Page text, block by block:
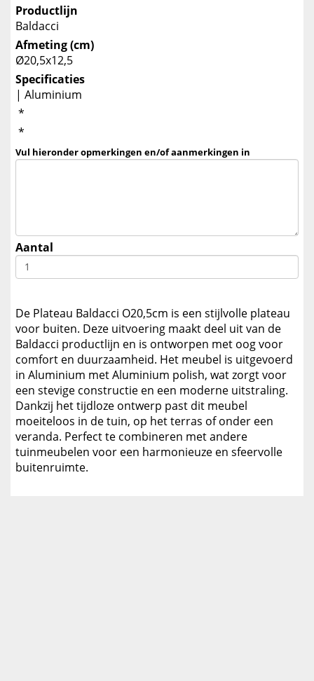
Productlijn
Baldacci
Afmeting (cm)
Ø20,5x12,5
Specificaties
| Aluminium
*
*
Vul hieronder opmerkingen en/of aanmerkingen in
Aantal
De Plateau Baldacci O20,5cm is een stijlvolle plateau
voor buiten. Deze uitvoering maakt deel uit van de
Baldacci productlijn en is ontworpen met oog voor
comfort en duurzaamheid. Het meubel is uitgevoerd
in Aluminium met Aluminium polish, wat zorgt voor
een stevige constructie en een moderne uitstraling.
Dankzij het tijdloze ontwerp past dit meubel
moeiteloos in de tuin, op het terras of onder een
veranda. Perfect te combineren met andere
tuinmeubelen voor een harmonieuze en sfeervolle
buitenruimte.